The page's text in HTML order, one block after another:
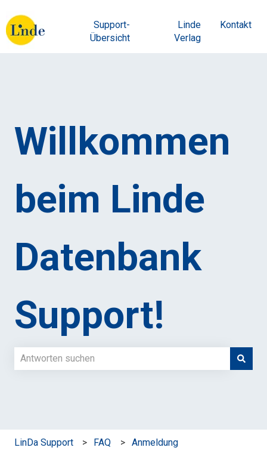
Support-
Übersicht
Linde
Verlag
Kontakt
Willkommen
beim Linde
Datenbank
Support!
LinDa Support FAQ Anmeldung